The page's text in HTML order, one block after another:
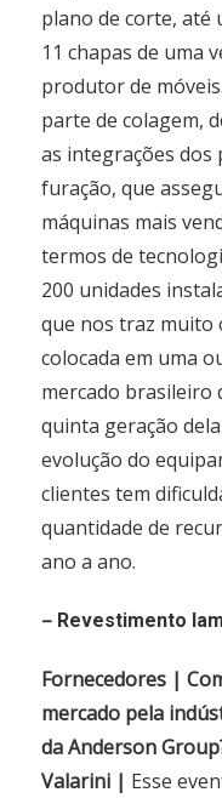
plano de corte, até
11 chapas de uma
produtor de
parte de colagem,
as integrações dos
furação, que
máquinas mais
termos de
200 unidades
que nos traz muito
colocada em uma
mercado brasileiro
quinta geração
evolução do
clientes tem
quantidade de
ano a ano.
– Revestimento
Fornecedores |
mercado pela
da Anderson
Valarini | Esse